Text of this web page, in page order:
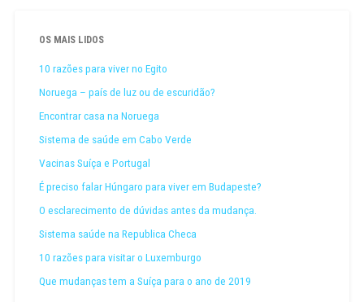
OS MAIS LIDOS
10 razões para viver no Egito
Noruega – país de luz ou de escuridão?
Encontrar casa na Noruega
Sistema de saúde em Cabo Verde
Vacinas Suíça e Portugal
É preciso falar Húngaro para viver em Budapeste?
O esclarecimento de dúvidas antes da mudança.
Sistema saúde na Republica Checa
10 razões para visitar o Luxemburgo
Que mudanças tem a Suíça para o ano de 2019